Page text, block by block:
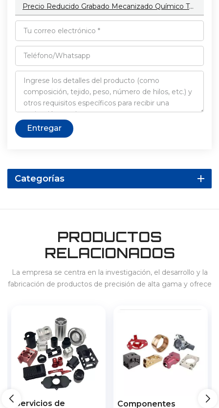
Precio Reducido Grabado Mecanizado Químico Torneado Fresado Mecanizado Cnc Fabricante De Piezas De Aluminio
Entregar
Categorías
PRODUCTOS
RELACIONADOS
La empresa se centra en la investigación, el desarrollo y la
fabricación de productos de precisión de alta gama y ofrece
energía, almacenamiento de energía, etc., en el país y en el
Servicios de
Componentes